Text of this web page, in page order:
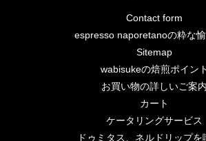
Contact form
espresso naporetanoの粋な
Sitemap
wabisukeの焙煎ポイント
お買い物の詳しいご案内
カート
ケータリングサービス
ドゥミタス、ネルドリップを